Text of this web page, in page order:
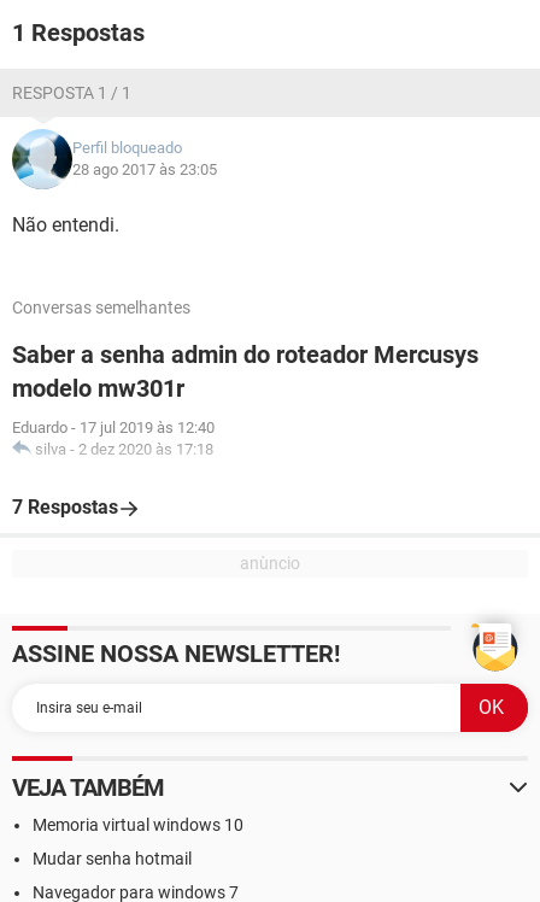
1 Respostas
RESPOSTA 1 / 1
Perfil bloqueado
28 ago 2017 às 23:05
Não entendi.
Conversas semelhantes
Saber a senha admin do roteador Mercusys
modelo mw301r
Eduardo - 17 jul 2019 às 12:40
silva - 2 dez 2020 às 17:18
7 Respostas
ASSINE NOSSA NEWSLETTER!
VEJA TAMBÉM
Memoria virtual windows 10
Mudar senha hotmail
Navegador para windows 7